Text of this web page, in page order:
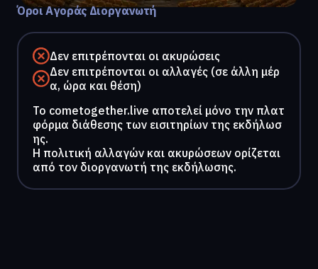
Όροι Αγοράς Διοργανωτή
Δεν επιτρέπονται οι ακυρώσεις
Δεν επιτρέπονται οι αλλαγές (σε άλλη μέρ
α, ώρα και θέση)
To cometogether.live αποτελεί μόνο την πλατ
φόρμα διάθεσης των εισιτηρίων της εκδήλωσ
ης.
Η πολιτική αλλαγών και ακυρώσεων ορίζεται
από τον διοργανωτή της εκδήλωσης.